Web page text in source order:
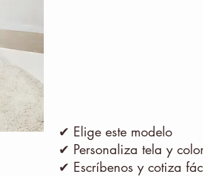
✔ Elige este modelo
✔ Personaliza tela y
✔ Escríbenos y cotiza